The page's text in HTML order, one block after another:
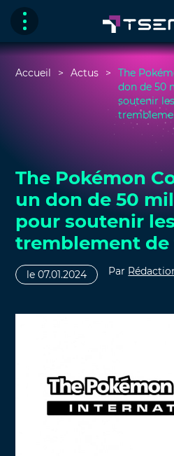
Accueil Actus
The
don de 50
soutenir
The Pokémon
un don de 50
pour soutenir
tremblement de
le 07.01.2024 Par